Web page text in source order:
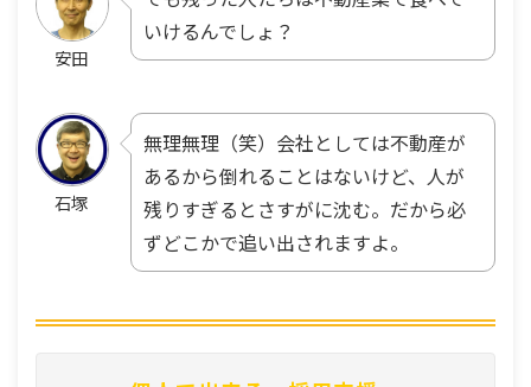
安田
いけるんでしょ？
石塚
無理無理（笑）会社としては不動産が
あるから倒れることはないけど、人が
残りすぎるとさすがに沈む。だから必
ずどこかで追い出されますよ。